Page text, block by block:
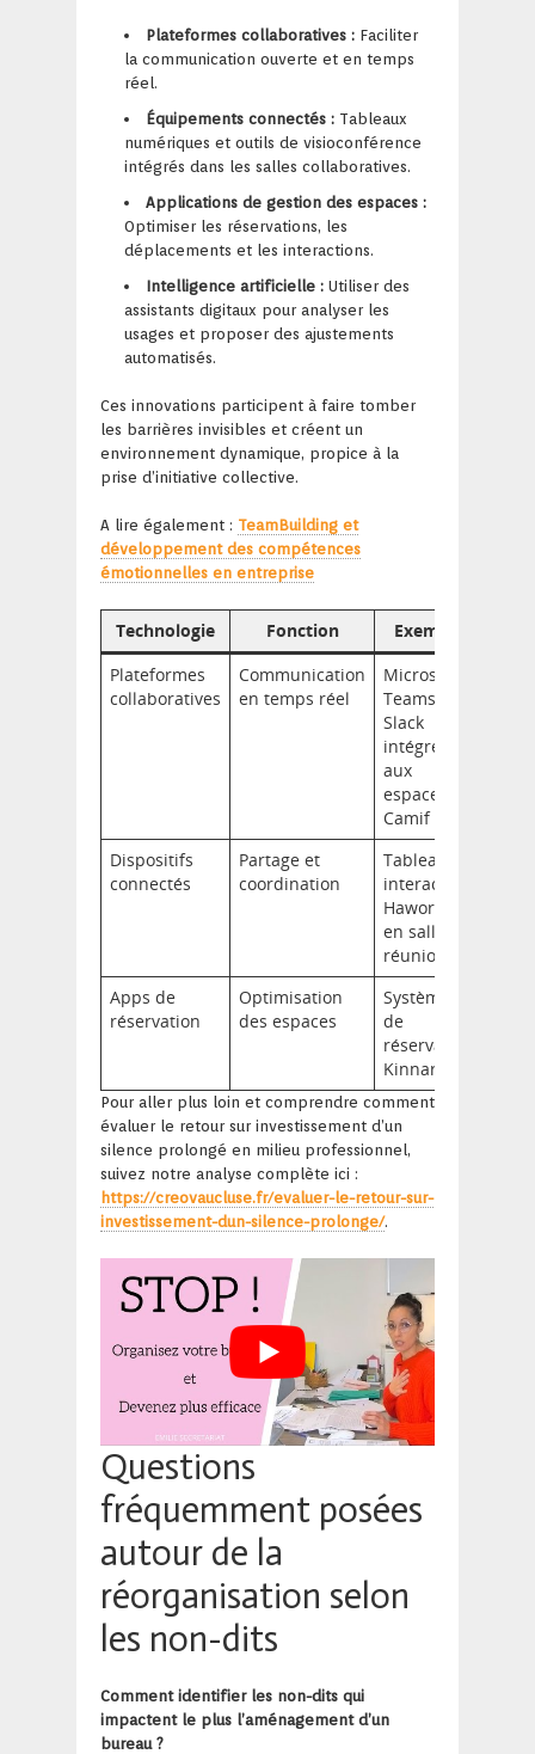
Plateformes collaboratives : Faciliter
la communication ouverte et en temps
réel.
Équipements connectés : Tableaux
numériques et outils de visioconférence
intégrés dans les salles collaboratives.
Applications de gestion des espaces :
Optimiser les réservations, les
déplacements et les interactions.
Intelligence artificielle : Utiliser des
assistants digitaux pour analyser les
usages et proposer des ajustements
automatisés.
Ces innovations participent à faire tomber
les barrières invisibles et créent un
environnement dynamique, propice à la
prise d’initiative collective.
A lire également : TeamBuilding et
développement des compétences
émotionnelles en entreprise
Technologie Fonction
Exemple
Plateformes
collaboratives
Communication
en temps réel
Microsoft
Teams,
Slack
intégrés
aux
espaces
Camif
Dispositifs
connectés
Partage et
coordination
Tableaux
interactifs
Haworth
en salle de
réunion
Apps de
réservation
Optimisation
des espaces
Système
de
réservation
Kinnarps
Pour aller plus loin et comprendre comment
évaluer le retour sur investissement d’un
silence prolongé en milieu professionnel,
suivez notre analyse complète ici :
https://creovaucluse.fr/evaluer-le-retour-sur-
investissement-dun-silence-prolonge/.
Questions
fréquemment posées
autour de la
réorganisation selon
les non-dits
Comment identifier les non-dits qui
impactent le plus l’aménagement d’un
bureau ?